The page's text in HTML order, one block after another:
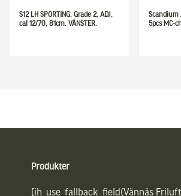
S12 LH SPORTING, Grade 2, ADJ,
cal 12/70, 81cm. VÄNSTER.
Scandium
5pcs MC-
Produkter
[ih_use_fallback_field(Vännäs